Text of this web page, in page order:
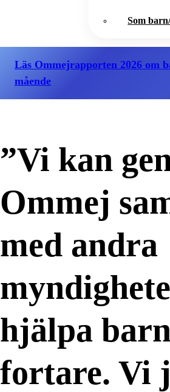
Som
Läs Ommejrapporten 2026 om
mående
”Vi kan
Ommej
med andra
hjälpa
fortare. Vi